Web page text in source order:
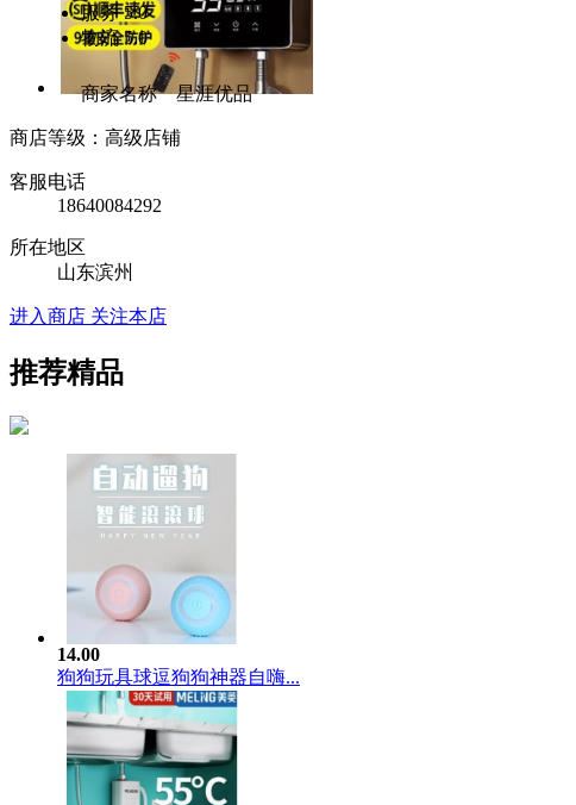
服务 5.0
物流 5.0
商家名称 星涯优品
商店等级：高级店铺
客服电话
18640084292
所在地区
山东滨州
进入商店 关注本店
推荐精品
14.00
狗狗玩具球逗狗狗神器自嗨...